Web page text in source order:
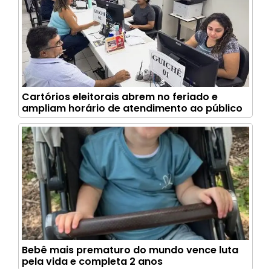
Cartórios eleitorais abrem no feriado e
ampliam horário de atendimento ao público
Bebê mais prematuro do mundo vence luta
pela vida e completa 2 anos